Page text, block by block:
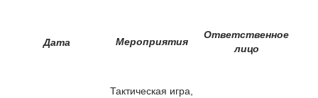
Дата Мероприятия
Ответственное
лицо
Тактическая игра,